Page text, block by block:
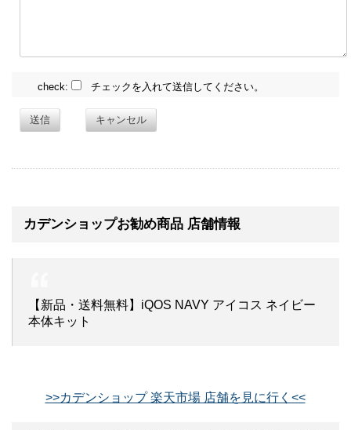
check: チェックを入れて送信してください。
送信 キャンセル
カデンショップお勧め商品 店舗情報
【新品・送料無料】iQOS NAVY アイコス ネイビー
本体キット
>>カデンショップ 楽天市場 店舗を見に行く<<